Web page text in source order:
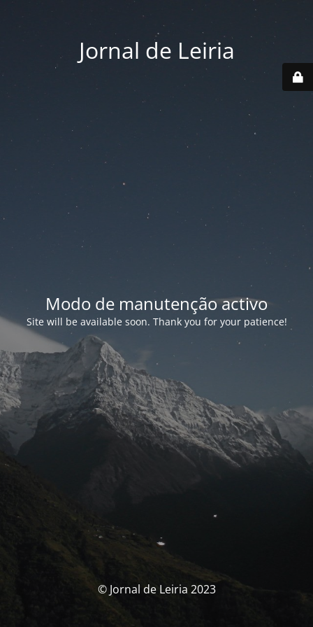
Jornal de Leiria
Modo de manutenção activo
Site will be available soon. Thank you for your patience!
© Jornal de Leiria 2023